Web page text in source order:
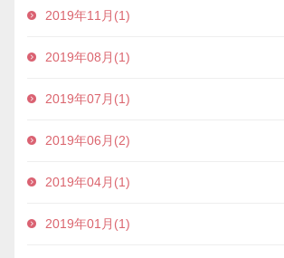
2019年11月(1)
2019年08月(1)
2019年07月(1)
2019年06月(2)
2019年04月(1)
2019年01月(1)